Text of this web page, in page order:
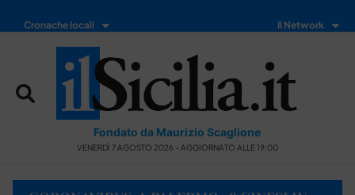
Cronache locali Il Network
Fondato da Maurizio Scaglione
VENERDÌ 7 AGOSTO 2026 - AGGIORNATO ALLE 19:00